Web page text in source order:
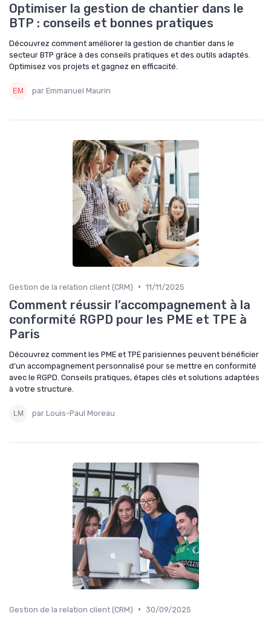
Optimiser la gestion de chantier dans le
BTP : conseils et bonnes pratiques
Découvrez comment améliorer la gestion de chantier dans le
secteur BTP grâce à des conseils pratiques et des outils adaptés.
Optimisez vos projets et gagnez en efficacité.
par Emmanuel Maurin
Gestion de la relation client (CRM) • 11/11/2025
Comment réussir l’accompagnement à la
conformité RGPD pour les PME et TPE à
Paris
Découvrez comment les PME et TPE parisiennes peuvent bénéficier
d’un accompagnement personnalisé pour se mettre en conformité
avec le RGPD. Conseils pratiques, étapes clés et solutions adaptées
à votre structure.
par Louis-Paul Moreau
Gestion de la relation client (CRM) • 30/09/2025